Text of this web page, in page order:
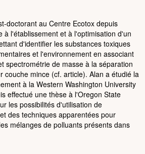
doctorant au Centre Ecotox depuis
l'établissement et à l'optimisation d'un
d'identifier les substances toxiques
et l'environnement en associant
spectrométrie de masse à la séparation
couche mince (cf. article). Alan a étudié la
à la Western Washington University
effectué une thèse à l'Oregon State
les possibilités d'utilisation de
des techniques apparentées pour
mélanges de polluants présents dans